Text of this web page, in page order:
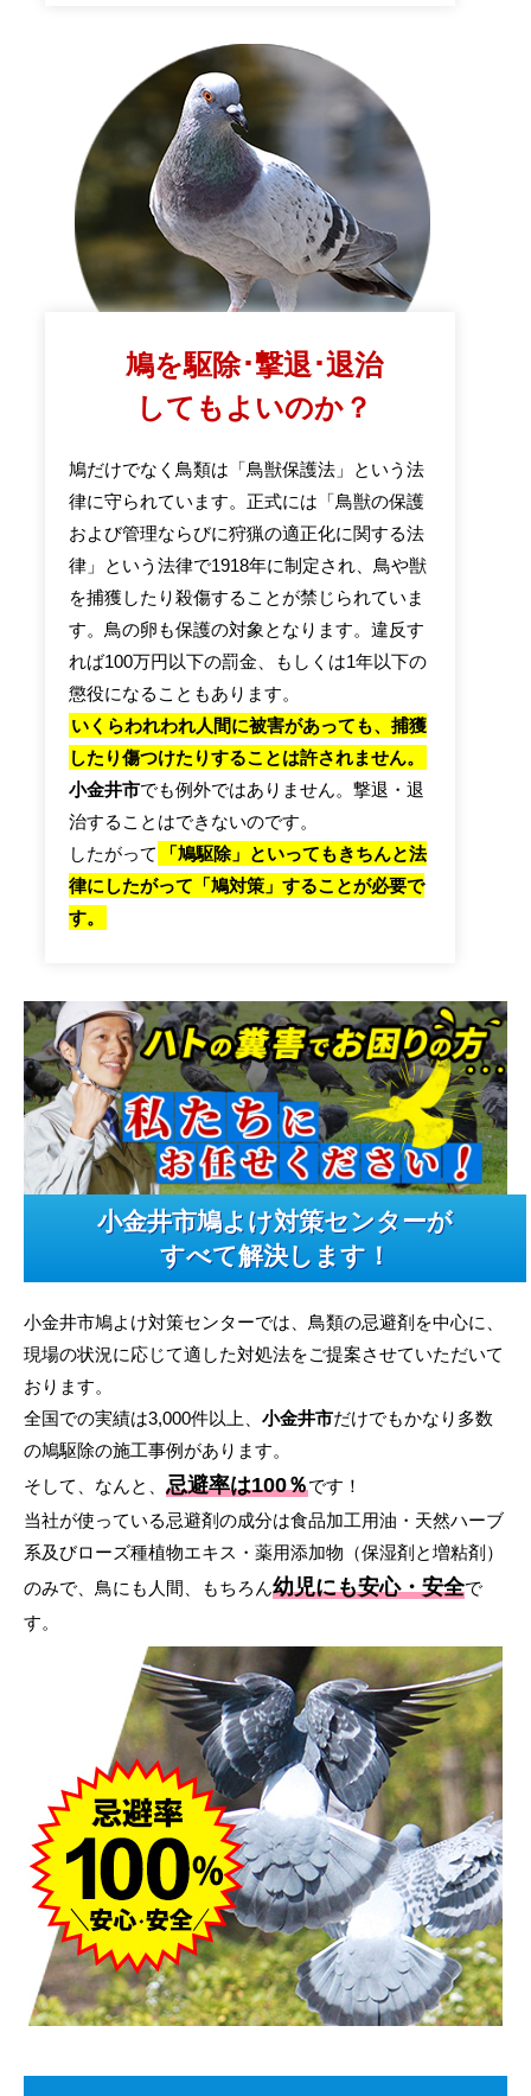
鳩を駆除･撃退･退治
してもよいのか？
鳩だけでなく鳥類は「鳥獣保護法」という法
律に守られています。正式には「鳥獣の保護
および管理ならびに狩猟の適正化に関する法
律」という法律で1918年に制定され、鳥や獣
を捕獲したり殺傷することが禁じられていま
す。鳥の卵も保護の対象となります。違反す
れば100万円以下の罰金、もしくは1年以下の
懲役になることもあります。
いくらわれわれ人間に被害があっても、捕獲
したり傷つけたりすることは許されません。
小金井市でも例外ではありません。撃退・退
治することはできないのです。
したがって
「鳩駆除」といってもきちんと法
律にしたがって「鳩対策」することが必要で
す。
小金井市鳩よけ対策センターが
すべて解決します！
小金井市鳩よけ対策センターでは、鳥類の忌避剤を中心に、
現場の状況に応じて適した対処法をご提案させていただいて
おります。
全国での実績は3,000件以上、 小金井市だけでもかなり多数
の鳩駆除の施工事例があります。
そして、なんと、 忌避率は100％です！
当社が使っている忌避剤の成分は食品加工用油・天然ハーブ
系及びローズ種植物エキス・薬用添加物（保湿剤と増粘剤）
のみで、鳥にも人間、もちろん幼児にも安心・安全で
す。